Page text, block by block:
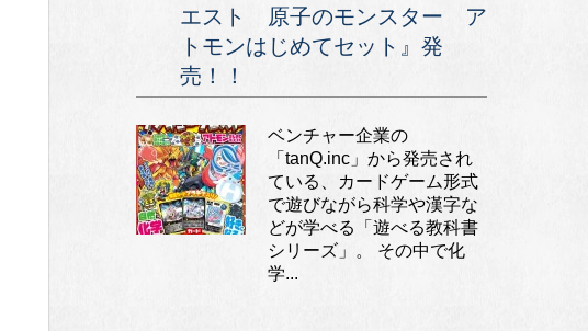
エスト 原子のモンスター ア
トモンはじめてセット』発
売！！
ベンチャー企業の
「tanQ.inc」から発売され
ている、カードゲーム形式
で遊びながら科学や漢字な
どが学べる「遊べる教科書
シリーズ」。 その中で化
学...